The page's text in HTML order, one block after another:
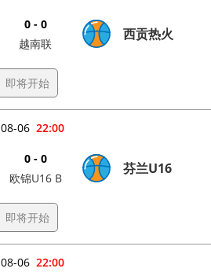
0 - 0
越南联
西贡热火
即将开始
22:00
08-06
0 - 0
欧锦U16 B
芬兰U16
即将开始
22:00
08-06